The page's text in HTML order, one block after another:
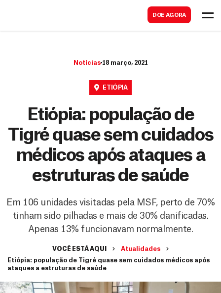
DOE AGORA
Notícias 18 março, 2021
ETIÓPIA
Etiópia: população de
Tigré quase sem cuidados
médicos após ataques a
estruturas de saúde
Em 106 unidades visitadas pela MSF, perto de 70%
tinham sido pilhadas e mais de 30% danificadas.
Apenas 13% funcionavam normalmente.
VOCÊ ESTÁ AQUI
Atualidades
Etiópia: população de Tigré quase sem cuidados médicos após
ataques a estruturas de saúde
a
r